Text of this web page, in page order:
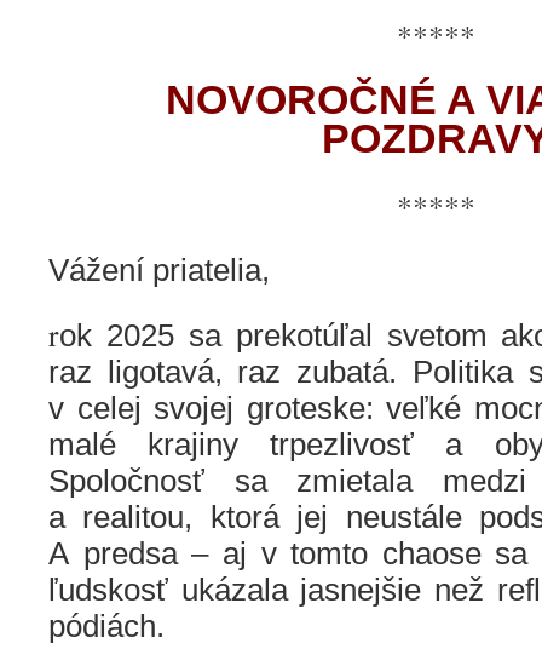
*****
NOVOROČNÉ A
*****
Vážení priatelia,
rok 2025 sa prekotúľal svetom
raz ligotavá, raz zubatá. Politika
v celej svojej groteske: veľké
malé krajiny trpezlivosť a
Spoločnosť sa zmietala
a realitou, ktorá jej neustále
A predsa – aj v tomto chaose
ľudskosť ukázala jasnejšie než
pódiách.